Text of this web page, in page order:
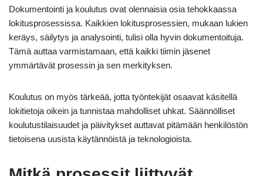
Dokumentointi ja koulutus ovat olennaisia osia tehokkaassa
lokitusprosessissa. Kaikkien lokitusprosessien, mukaan lukien
keräys, säilytys ja analysointi, tulisi olla hyvin dokumentoituja.
Tämä auttaa varmistamaan, että kaikki tiimin jäsenet
ymmärtävät prosessin ja sen merkityksen.
Koulutus on myös tärkeää, jotta työntekijät osaavat käsitellä
lokitietoja oikein ja tunnistaa mahdolliset uhkat. Säännölliset
koulutustilaisuudet ja päivitykset auttavat pitämään henkilöstön
tietoisena uusista käytännöistä ja teknologioista.